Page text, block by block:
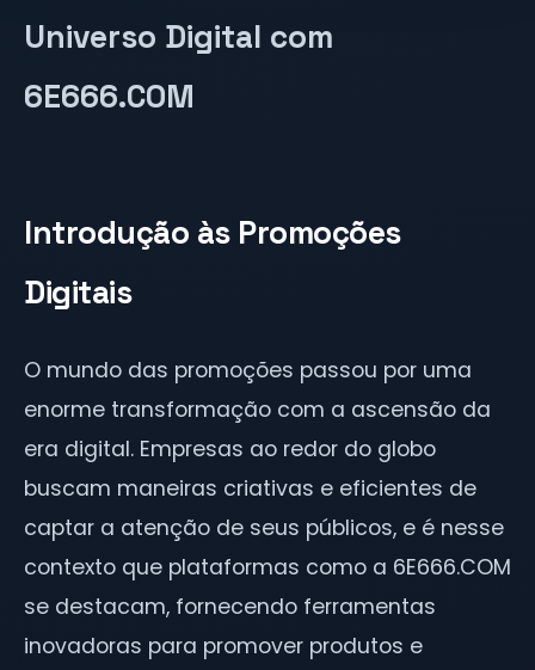
Universo Digital com
6E666.COM
Introdução às Promoções
Digitais
O mundo das promoções passou por uma
enorme transformação com a ascensão da
era digital. Empresas ao redor do globo
buscam maneiras criativas e eficientes de
captar a atenção de seus públicos, e é nesse
contexto que plataformas como a 6E666.COM
se destacam, fornecendo ferramentas
inovadoras para promover produtos e